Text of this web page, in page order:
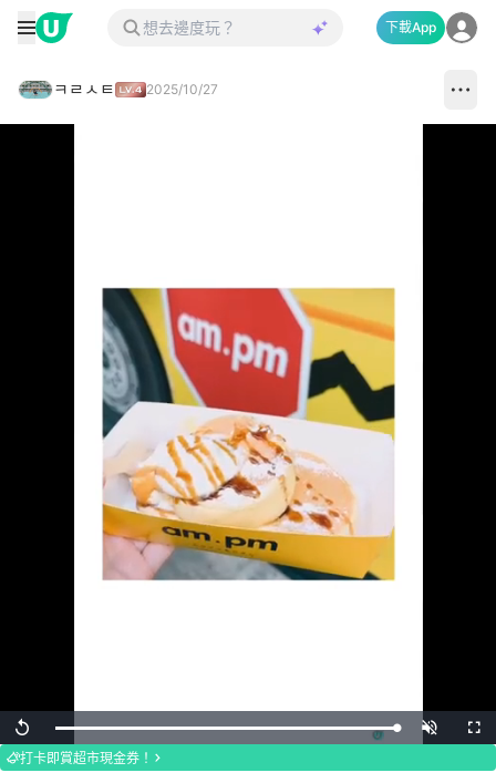
下載App
ㅋㄹㅅㅌ 2025/10/27
Replay Loaded:
100.00%
Unmute
打卡即賞超市現金券！